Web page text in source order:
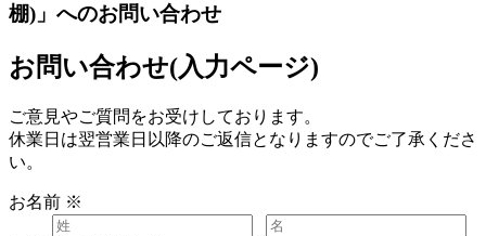
棚)」へのお問い合わせ
お問い合わせ(入力ページ)
ご意見やご質問をお受けしております。
休業日は翌営業日以降のご返信となりますのでご了承くださ
い。
お名前 ※